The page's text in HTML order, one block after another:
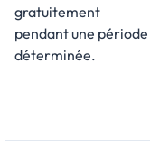
gratuitement
pendant une période
déterminée.